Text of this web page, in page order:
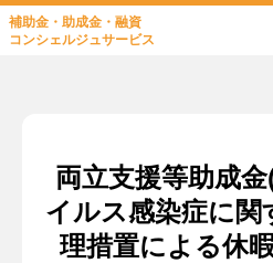
補助金・助成金・融資
コンシェルジュサービス
両立支援等助成
イルス感染症に関
理措置による休